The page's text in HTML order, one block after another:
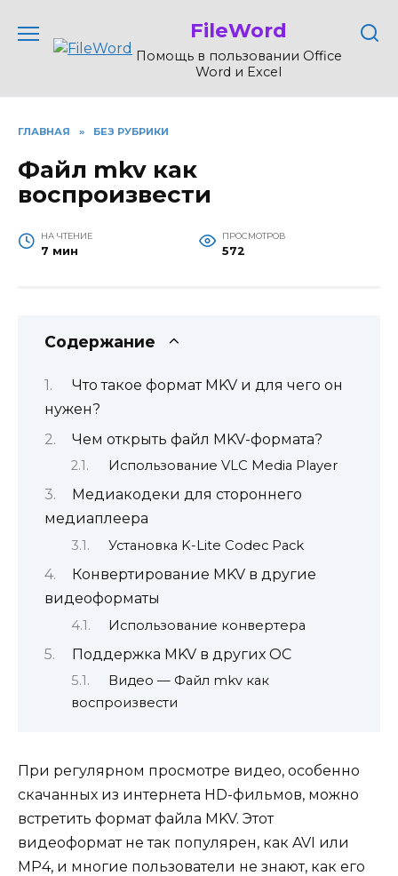
содержанию
FileWord
Помощь в пользовании Office
Word и Excel
ГЛАВНАЯ » БЕЗ РУБРИКИ
Файл mkv как
воспроизвести
НА ЧТЕНИЕ
7 мин
ПРОСМОТРОВ
572
Содержание
Что такое формат MKV и для чего он
нужен?
Чем открыть файл MKV-формата?
Использование VLC Media Player
Медиакодеки для стороннего
медиаплеера
Установка K-Lite Codec Pack
Конвертирование MKV в другие
видеоформаты
Использование конвертера
Поддержка MKV в других ОС
Видео — Файл mkv как
воспроизвести
При регулярном просмотре видео, особенно
скачанных из интернета HD-фильмов, можно
встретить формат файла MKV. Этот
видеоформат не так популярен, как AVI или
MP4, и многие пользователи не знают, как его